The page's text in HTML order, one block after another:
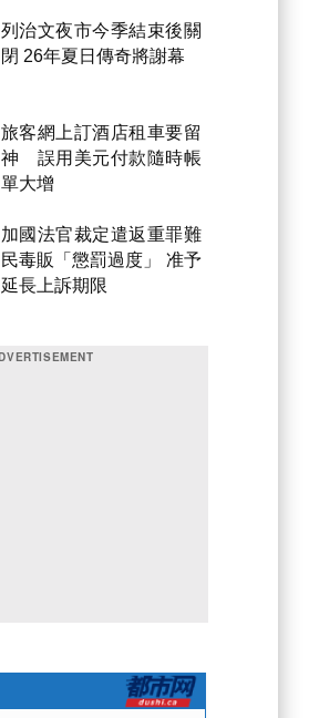
列治文夜市今季結束後關
閉 26年夏日傳奇將謝幕
旅客網上訂酒店租車要留
神 誤用美元付款隨時帳
單大增
加國法官裁定遣返重罪難
民毒販「懲罰過度」 准予
延長上訴期限